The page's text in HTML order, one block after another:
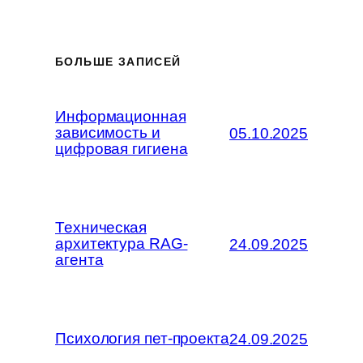
БОЛЬШЕ ЗАПИСЕЙ
Информационная
зависимость и
цифровая гигиена
05.10.2025
Техническая
архитектура RAG-
агента
24.09.2025
Психология пет-проекта24.09.2025